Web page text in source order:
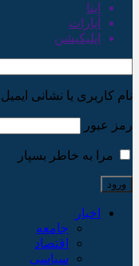
ایتا
آپارات
اپلیکیشن
نام کاربری یا نشانی ایمیل
رمز عبور
مرا به خاطر بسپار
اخبار
جامعه
اقتصاد
سیاسی